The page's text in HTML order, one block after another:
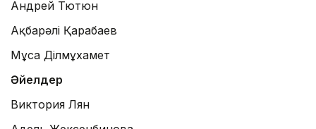
Андрей Тютюн
Ақбарәлі Қарабаев
Мұса Ділмұхамет
Әйелдер
Виктория Лян